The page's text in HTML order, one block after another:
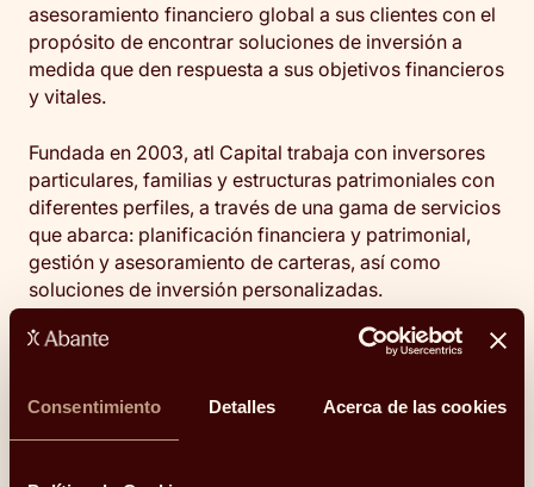
Consentimiento Detalles Acerca de las cookies
asesoramiento financiero global a sus clientes con el
propósito de encontrar soluciones de inversión a
medida que den respuesta a sus objetivos financieros
y vitales.
Fundada en 2003, atl Capital trabaja con inversores
particulares, familias y estructuras patrimoniales con
diferentes perfiles, a través de una gama de servicios
que abarca: planificación financiera y patrimonial,
gestión y asesoramiento de carteras, así como
soluciones de inversión personalizadas.
Con una trayectoria de más de 20 años, atl Capital
plenamente en el cliente como valor diferencial con el
vitales.